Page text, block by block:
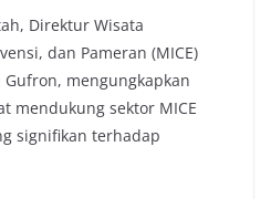
Direktur Wisata
dan Pameran (MICE)
mengungkapkan
mendukung sektor MICE
signifikan terhadap